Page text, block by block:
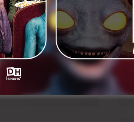
plus que quelques